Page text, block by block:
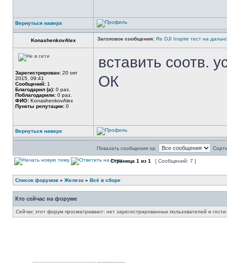
Вернуться наверх
KonashenkovAlex Заголовок сообщения: Re DJI Inspire тест на
Зарегистрирован: 20 окт
2015, 09:41
Сообщений: 1
Благодарил (а): 0 раз.
Поблагодарили: 0 раз.
ФИО: KonashenkovAlex
Пункты репутации: 0
вставить соотв.
ОК
Вернуться наверх
Показать сообщения за:
Страница 1 из 1 [ Сообщений: 7 ]
Список форумов » Железо » Всё в сборе
Кто сейчас на форуме
Сейчас этот форум просматривают: нет зарегистрированных пользователей и